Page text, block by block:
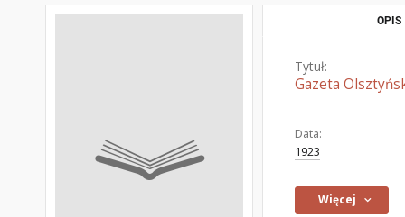
OPIS
Tytuł:
Gazeta
Data:
1923
Więcej